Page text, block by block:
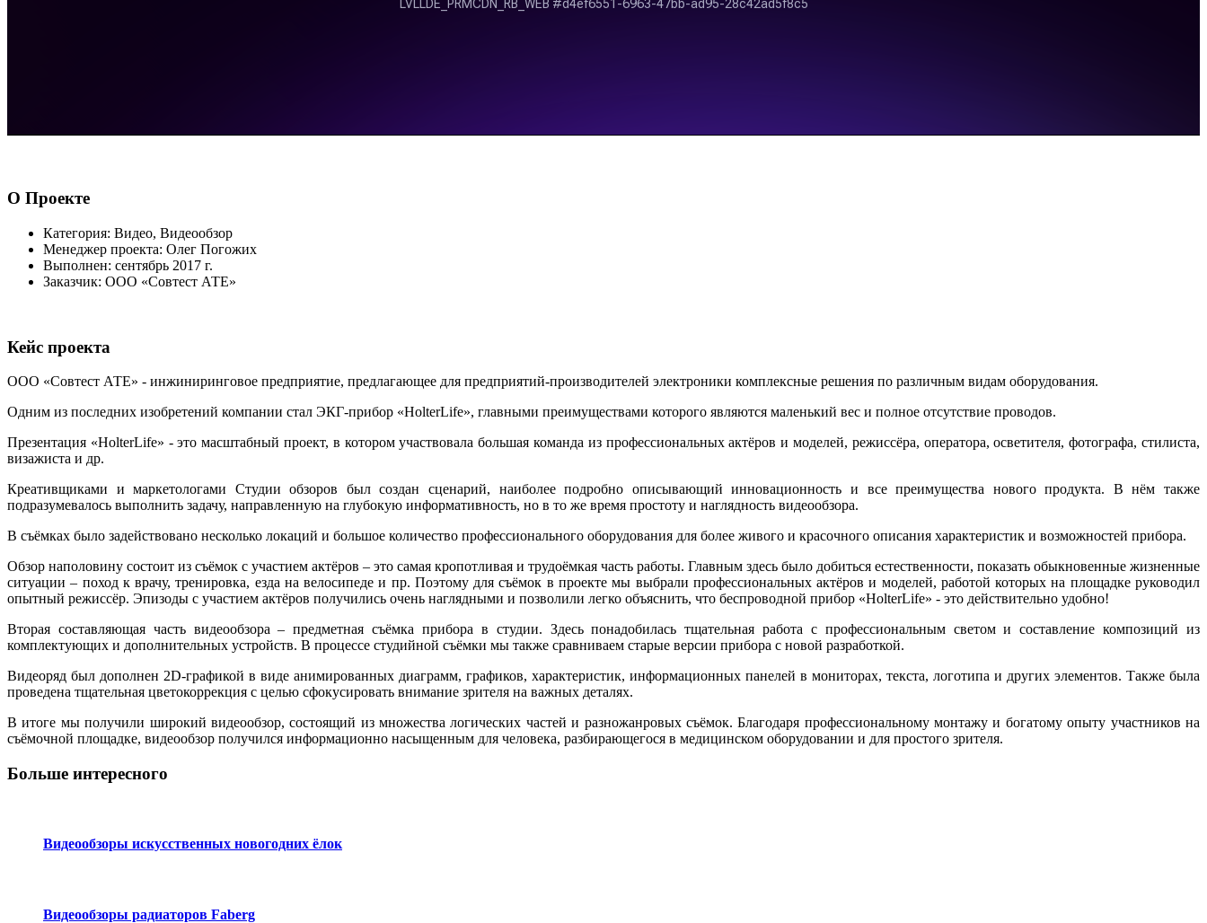
О Проекте
Категория: Видео, Видеообзор
Менеджер проекта: Олег Погожих
Выполнен: сентябрь 2017 г.
Заказчик: ООО «Совтест АТЕ»
Кейс проекта
ООО «Совтест АТЕ» - инжиниринговое предприятие, предлагающее для предприятий-производителей электроники комплексные решения по различным видам оборудования.
Одним из последних изобретений компании стал ЭКГ-прибор «HolterLife», главными преимуществами которого являются маленький вес и полное отсутствие проводов.
Презентация «HolterLife» - это масштабный проект, в котором участвовала большая команда из профессиональных актёров и моделей, режиссёра, оператора, осветителя, фотографа, стилиста,
визажиста и др.
Креативщиками и маркетологами Студии обзоров был создан сценарий, наиболее подробно описывающий инновационность и все преимущества нового продукта. В нём также
подразумевалось выполнить задачу, направленную на глубокую информативность, но в то же время простоту и наглядность видеообзора.
В съёмках было задействовано несколько локаций и большое количество профессионального оборудования для более живого и красочного описания характеристик и возможностей прибора.
Обзор наполовину состоит из съёмок с участием актёров – это самая кропотливая и трудоёмкая часть работы. Главным здесь было добиться естественности, показать обыкновенные жизненные
ситуации – поход к врачу, тренировка, езда на велосипеде и пр. Поэтому для съёмок в проекте мы выбрали профессиональных актёров и моделей, работой которых на площадке руководил
опытный режиссёр. Эпизоды с участием актёров получились очень наглядными и позволили легко объяснить, что беспроводной прибор «HolterLife» - это действительно удобно!
Вторая составляющая часть видеообзора – предметная съёмка прибора в студии. Здесь понадобилась тщательная работа с профессиональным светом и составление композиций из
комплектующих и дополнительных устройств. В процессе студийной съёмки мы также сравниваем старые версии прибора с новой разработкой.
Видеоряд был дополнен 2D-графикой в виде анимированных диаграмм, графиков, характеристик, информационных панелей в мониторах, текста, логотипа и других элементов. Также была
проведена тщательная цветокоррекция с целью сфокусировать внимание зрителя на важных деталях.
В итоге мы получили широкий видеообзор, состоящий из множества логических частей и разножанровых съёмок. Благодаря профессиональному монтажу и богатому опыту участников на
съёмочной площадке, видеообзор получился информационно насыщенным для человека, разбирающегося в медицинском оборудовании и для простого зрителя.
Больше интересного
Видеообзоры искусственных новогодних ёлок
Видеообзоры радиаторов Faberg